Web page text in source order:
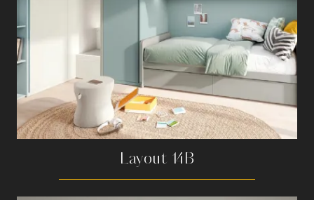
Layout 14B